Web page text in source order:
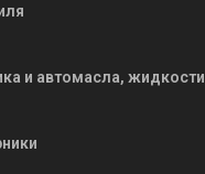
и автомасла, жидкости